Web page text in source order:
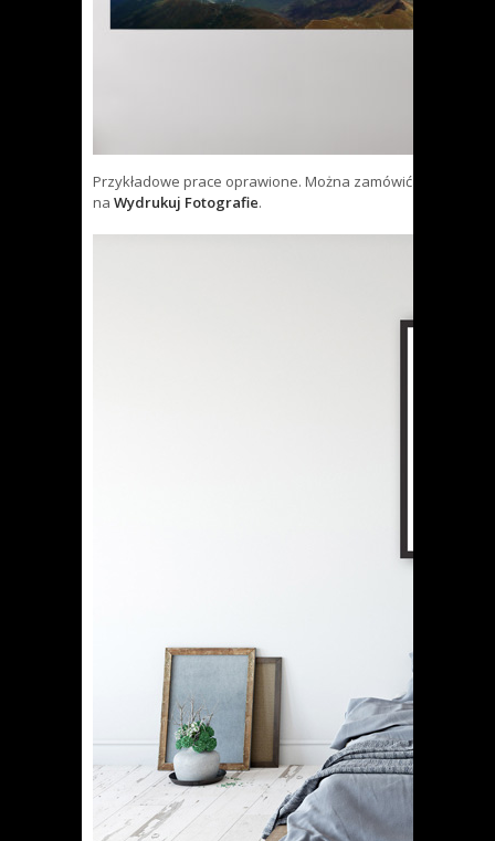
Przykładowe prace oprawione. Można zamówić
na Wydrukuj Fotografie.